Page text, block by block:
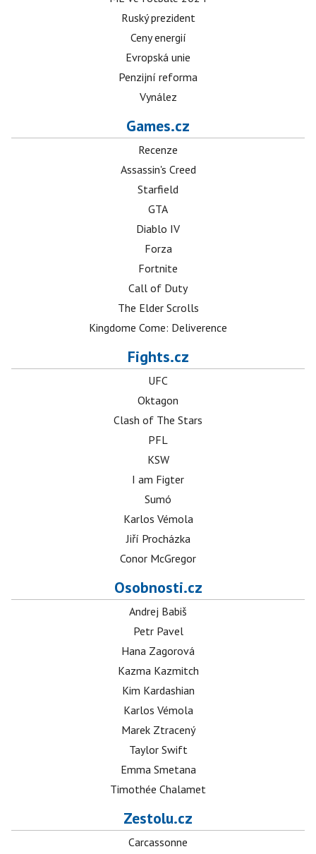
Ruský prezident
Ceny energií
Evropská unie
Penzijní reforma
Vynález
Games.cz
Recenze
Assassin's Creed
Starfield
GTA
Diablo IV
Forza
Fortnite
Call of Duty
The Elder Scrolls
Kingdome Come: Deliverence
Fights.cz
UFC
Oktagon
Clash of The Stars
PFL
KSW
I am Figter
Sumó
Karlos Vémola
Jiří Procházka
Conor McGregor
Osobnosti.cz
Andrej Babiš
Petr Pavel
Hana Zagorová
Kazma Kazmitch
Kim Kardashian
Karlos Vémola
Marek Ztracený
Taylor Swift
Emma Smetana
Timothée Chalamet
Zestolu.cz
Carcassonne